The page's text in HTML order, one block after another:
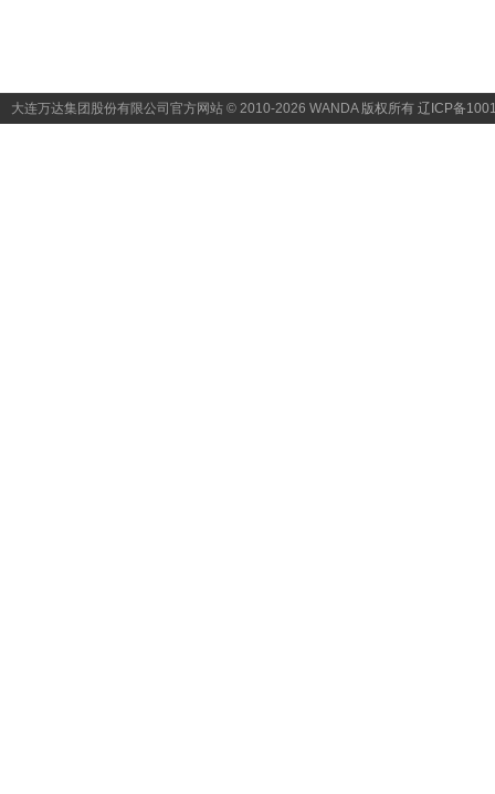
大连万达集团股份有限公司官方网站 © 2010-2026 WANDA 版权所有 辽ICP备